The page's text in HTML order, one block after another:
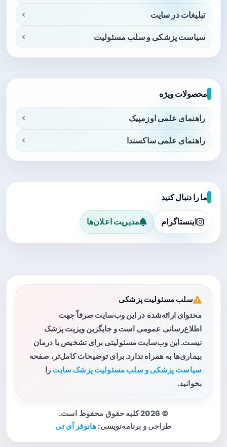
تبلیغات در سایت
سیاست پزشکی و سلب مسئولیت
محصولات ویژه
راهنمای علمی اوزمپیک
راهنمای علمی ساکسندا
ما را دنبال کنید
اینستاگرام مدیریت اعلان‌ها
سلب مسئولیت پزشکی
محتوای ارائه‌شده در این وب‌سایت صرفاً جهت
اطلاع‌رسانی عمومی است و جایگزین ویزیت پزشک
نیست. این وب‌سایت مسئولیتی برای تشخیص یا درمان
بیماری‌ها به همراه ندارد. برای توضیحات کامل‌تر، صفحه
سیاست پزشکی و سلب مسئولیت پزشک سایت را
بخوانید.
© 2026 کلیه حقوق محفوظ است.
طراحی و برنامه‌نویسی: هانوفر آی تی